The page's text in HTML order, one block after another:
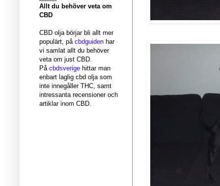
Allt du behöver veta om
CBD
CBD olja börjar bli allt mer
populärt, påcbdguiden har
vi samlat allt du behöver
veta om just CBD.
På cbdsverige hittar man
enbart laglig cbd olja som
inte innegåller THC, samt
intressanta recensioner och
artiklar inom CBD.